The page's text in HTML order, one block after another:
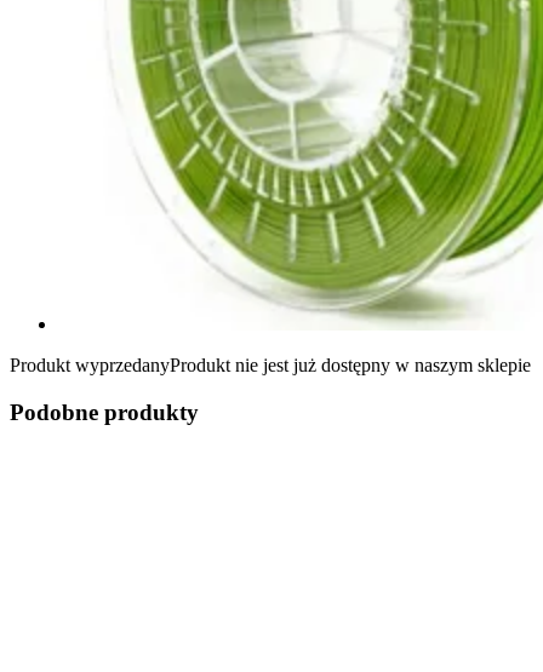
Produkt wyprzedanyProdukt nie jest już dostępny w naszym sklepie
Podobne produkty